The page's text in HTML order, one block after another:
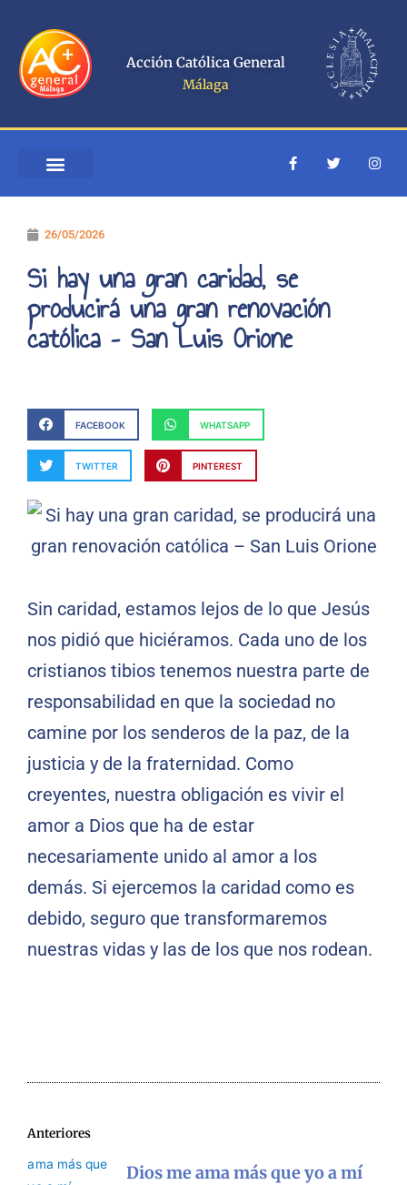
contenido
Acción Católica General
Málaga
F
a
e
f
T
w
t
I
n
t
26/05/2026
Si hay una gran caridad, se
producirá una gran renovación
católica – San Luis Orione
FACEBOOK WHATSAPP
TWITTER PINTEREST
Sin caridad, estamos lejos de lo que Jesús
nos pidió que hiciéramos. Cada uno de los
cristianos tibios tenemos nuestra parte de
responsabilidad en que la sociedad no
camine por los senderos de la paz, de la
justicia y de la fraternidad. Como
creyentes, nuestra obligación es vivir el
amor a Dios que ha de estar
necesariamente unido al amor a los
demás. Si ejercemos la caridad como es
debido, seguro que transformaremos
nuestras vidas y las de los que nos rodean.
Anteriores
Dios me ama más que yo a mí